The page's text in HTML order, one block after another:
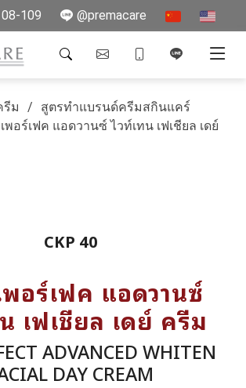
109 @premacare
รีม
สูตรทำแบรนด์ครีมสกินแคร์
พอร์เฟค แอดวานซ์ ไวท์เทน เฟเชียล เดย์
CKP 40
อร์เฟค แอดวานซ์
เฟเชียล เดย์ ครีม
ADVANCED WHITEN
DAY CREAM